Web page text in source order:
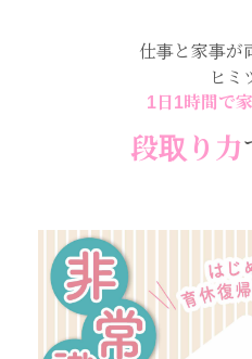
仕事と家事が
ヒミ
1日1時間で
段取り力